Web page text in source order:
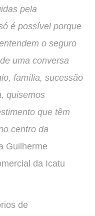
pela
é possível porque
o seguro
uma conversa
família, sucessão
quisemos
que têm
centro da
Guilherme
da Icatu
de